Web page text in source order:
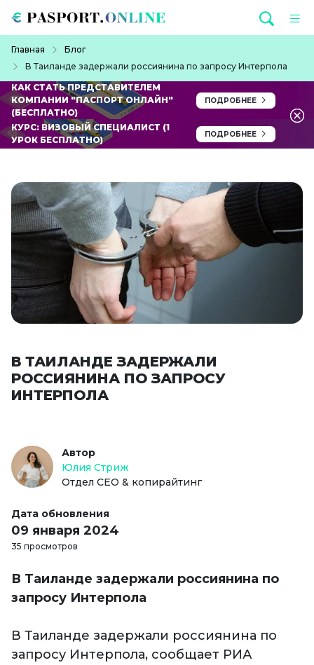
Главная
Блог
В Таиланде задержали россиянина по запросу Интерпола
КАК СТАТЬ ПРЕДСТАВИТЕЛЕМ
КОМПАНИИ "ПАСПОРТ ОНЛАЙН"
(БЕСПЛАТНО)
ПОДРОБНЕЕ
КУРС: ВИЗОВЫЙ СПЕЦИАЛИСТ (1
УРОК БЕСПЛАТНО)
ПОДРОБНЕЕ
В ТАИЛАНДЕ ЗАДЕРЖАЛИ
РОССИЯНИНА ПО ЗАПРОСУ
ИНТЕРПОЛА
Автор
Юлия Стриж
Отдел СЕО & копирайтинг
Дата обновления
09 января 2024
35 просмотров
В Таиланде задержали россиянина по
запросу Интерпола
В Таиланде задержали россиянина по
запросу Интерпола, сообщает РИА